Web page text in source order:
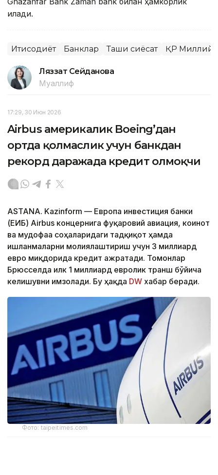
қилади.
Иқтисодиёт Банклар Ташқи сиёсат ҚР Миллий
Ляззат Сейданова
Муаллиф
17:29, 30 Июн 2026
Airbus америкалик Boeing’дан
ортда қолмаслик учун банкдан
рекорд даражада кредит олмоқчи
ASTANA. Kazinform — Европа инвестиция банки
(ЕИБ) Airbus концернига фуқаровий авиация, коинот
ва мудофаа соҳаларидаги тадқиқот ҳамда
ишланмаларни молиялаштириш учун 3 миллиард
евро миқдорида кредит ажратади. Томонлар
Брюсселда илк 1 миллиард евролик транш бўйича
келишувни имзолади. Бу ҳақда DW хабар беради.
Фото: taipeitimes.com